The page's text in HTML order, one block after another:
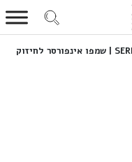
LOREAL לוריאל SERIE EXPERT | שמפו אינפורסר לחיזוק